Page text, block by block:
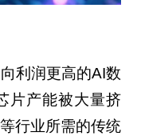
利润更高的AI数
片产能被大量挤
行业所需的传统